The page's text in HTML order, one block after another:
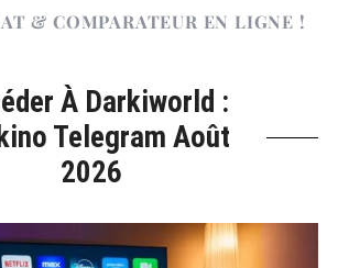
& COMPARATEUR EN LIGNE !
À Darkiworld :
Telegram Août
2026